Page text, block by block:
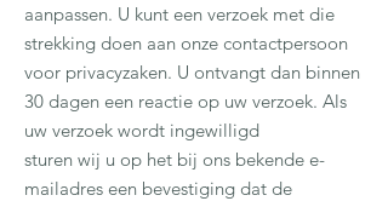
aanpassen. U kunt een verzoek met die
strekking doen aan onze contactpersoon
voor privacyzaken. U ontvangt dan binnen
30 dagen een reactie op uw verzoek. Als
uw verzoek wordt ingewilligd
sturen wij u op het bij ons bekende e-
mailadres een bevestiging dat de